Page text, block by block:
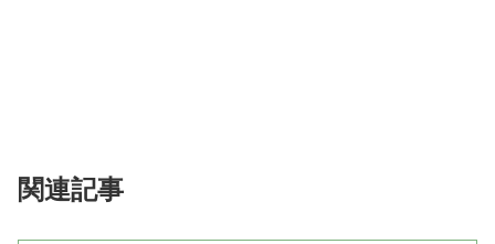
関連記事